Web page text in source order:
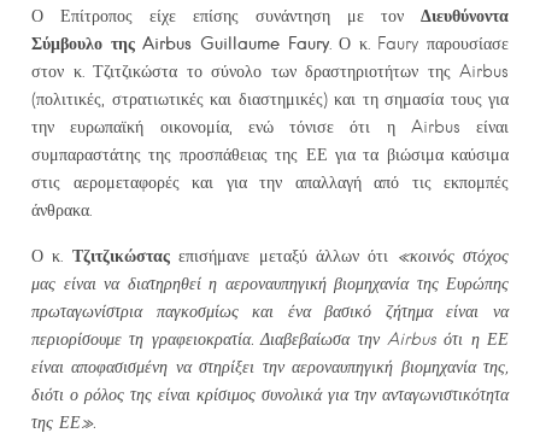
Ο Επίτροπος είχε επίσης συνάντηση με τον Διευθύνοντα
Σύμβουλο τηςAirbus Guillaume Faury. Ο κ. Faury παρουσίασε
στον κ. Τζιτζικώστα το σύνολο των δραστηριοτήτων της Airbus
(πολιτικές, στρατιωτικές και διαστημικές) και τη σημασία τους για
την ευρωπαϊκή οικονομία, ενώ τόνισε ότι η Airbus είναι
συμπαραστάτης της προσπάθειας της ΕΕ για τα βιώσιμα καύσιμα
στις αερομεταφορές και για την απαλλαγή από τις εκπομπές
άνθρακα.
Ο κ. Τζιτζικώσταςεπισήμανε μεταξύ άλλων ότι «κοινός στόχος
μας είναι να διατηρηθεί η αεροναυπηγική βιομηχανία της Ευρώπης
πρωταγωνίστρια παγκοσμίως και ένα βασικό ζήτημα είναι να
περιορίσουμε τη γραφειοκρατία. Διαβεβαίωσα την Airbus ότι η ΕΕ
είναι αποφασισμένη να στηρίξει την αεροναυπηγική βιομηχανία της,
διότι ο ρόλος της είναι κρίσιμος συνολικά για την ανταγωνιστικότητα
της ΕΕ».